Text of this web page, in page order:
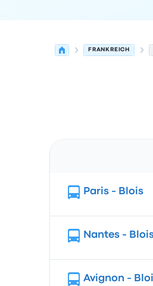
FRANKREICH
Paris - Blois
Nantes -
Avignon -